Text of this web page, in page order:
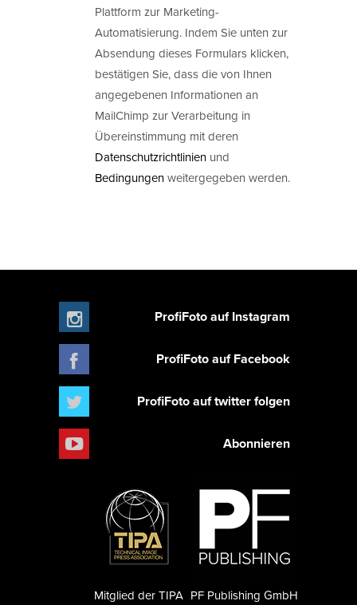
Plattform zur Marketing-
Automatisierung. Indem Sie unten zur
Absendung dieses Formulars klicken,
bestätigen Sie, dass die von Ihnen
angegebenen Informationen an
MailChimp zur Verarbeitung in
Übereinstimmung mit deren
Datenschutzrichtlinien und
Bedingungenweitergegeben werden.
ProfiFoto auf Instagram
ProfiFoto auf Facebook
ProfiFoto auf twitter folgen
Abonnieren
PF Publishing GmbH
Mitglied der TIPA